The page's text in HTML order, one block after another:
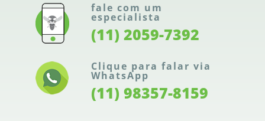
fale com um
especialista
(11) 2059-7392
Clique para falar via
WhatsApp
(11) 98357-8159